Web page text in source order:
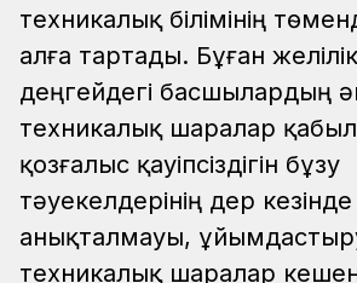
техникалық білімінің
алға тартады. Бұған
деңгейдегі басшылардың
техникалық шаралар
қозғалыс қауіпсіздігін бұзу
тәуекелдерінің дер кезінде
анықталмауы,
техникалық шаралар